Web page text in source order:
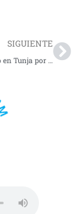
SIGUIENTE
Inconformismo en Tunja por demoras de más de 4 horas para entregar medicamentos